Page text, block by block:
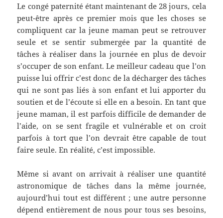
Le congé paternité étant maintenant de 28 jours, cela
peut-être après ce premier mois que les choses se
compliquent car la jeune maman peut se retrouver
seule et se sentir submergée par la quantité de
tâches à réaliser dans la journée en plus de devoir
s’occuper de son enfant. Le meilleur cadeau que l’on
puisse lui offrir c’est donc de la décharger des tâches
qui ne sont pas liés à son enfant et lui apporter du
soutien et de l’écoute si elle en a besoin. En tant que
jeune maman, il est parfois difficile de demander de
l’aide, on se sent fragile et vulnérable et on croit
parfois à tort que l’on devrait être capable de tout
faire seule. En réalité, c’est impossible.
Même si avant on arrivait à réaliser une quantité
astronomique de tâches dans la même journée,
aujourd’hui tout est différent ; une autre personne
dépend entièrement de nous pour tous ses besoins,